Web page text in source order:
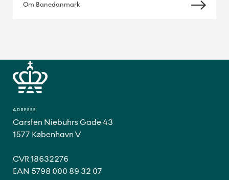
Om Banedanmark
ADRESSE
Carsten Niebuhrs Gade 43
1577 København V
CVR 18632276
EAN 5798 000 89 32 07